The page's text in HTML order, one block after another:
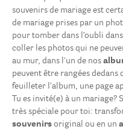
souvenirs de mariage est
de mariage prises par un
pour tomber dans l’oubli
coller les photos qui ne
au mur, dans l'un de nos
peuvent être rangées
feuilleter l'album, une page
Tu es invité(e) à un mariage?
très spéciale pour toi:
souvenirs original ou en un